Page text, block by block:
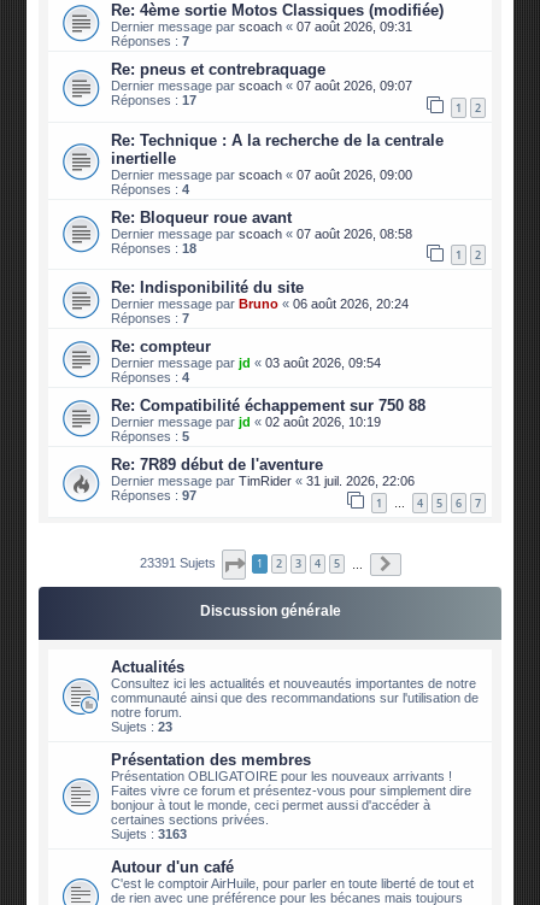
Re: 4ème sortie Motos Classiques (modifiée)
Dernier message parscoach «07 août 2026, 09:31
Réponses :7
Re: pneus et contrebraquage
Dernier message parscoach «07 août 2026, 09:07
Réponses :17 1 2
Re: Technique : A la recherche de la centrale
inertielle
Dernier message parscoach «07 août 2026, 09:00
Réponses :4
Re: Bloqueur roue avant
Dernier message parscoach «07 août 2026, 08:58
Réponses :18 1 2
Re: Indisponibilité du site
Dernier message par Bruno «06 août 2026, 20:24
Réponses :7
Re: compteur
Dernier message parjd «03 août 2026, 09:54
Réponses :4
Re: Compatibilité échappement sur 750 88
Dernier message parjd «02 août 2026, 10:19
Réponses :5
Re: 7R89 début de l'aventure
Dernier message parTimRider «31 juil. 2026, 22:06
Réponses :97 1 … 4 5 6 7
23391 Sujets Page 1sur2340
1 2 3 4 5 …
Discussion générale
Actualités
Consultez ici les actualités et nouveautés importantes de notre
communauté ainsi que des recommandations sur l'utilisation de
notre forum.
Sujets :23
Présentation des membres
Présentation OBLIGATOIRE pour les nouveaux arrivants !
Faites vivre ce forum et présentez-vous pour simplement dire
bonjour à tout le monde, ceci permet aussi d'accéder à
certaines sections privées.
Sujets :3163
Autour d'un café
C'est le comptoir AirHuile, pour parler en toute liberté de tout et
de rien avec une préférence pour les bécanes mais toujours